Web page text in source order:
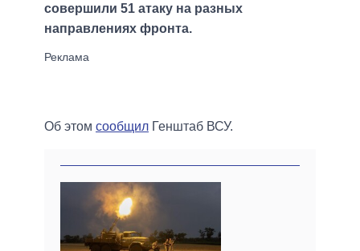
совершили 51 атаку на разных
направлениях фронта.
Об этом сообщил Генштаб ВСУ.